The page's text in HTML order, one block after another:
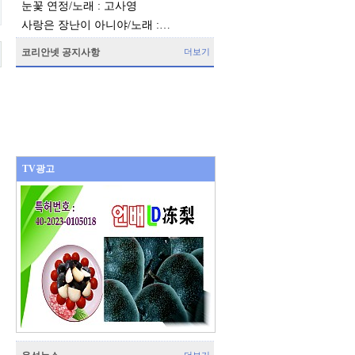
눈꽃 연정/노래 : 고사영
사랑은 장난이 아니야/노래 :…
코리안넷 공지사항 더보기
TV광고